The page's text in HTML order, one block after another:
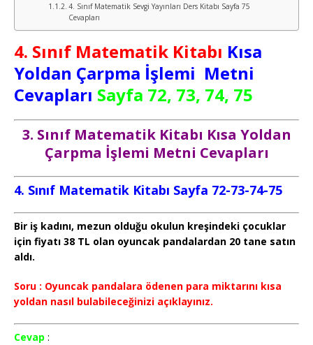
4. Sınıf Matematik Sevgi Yayınları Ders Kitabı Sayfa 75
Cevapları
4. Sınıf Matematik Kitabı Kısa
Yoldan Çarpma İşlemi Metni
Cevapları Sayfa 72, 73, 74, 75
3. Sınıf Matematik Kitabı Kısa Yoldan
Çarpma İşlemi Metni Cevapları
4. Sınıf Matematik Kitabı Sayfa 72-73-74-75
Bir iş kadını, mezun olduğu okulun kreşindeki çocuklar
için fiyatı 38 TL olan oyuncak pandalardan 20 tane satın
aldı.
Soru : Oyuncak pandalara ödenen para miktarını kısa
yoldan nasıl bulabileceğinizi açıklayınız.
Cevap :